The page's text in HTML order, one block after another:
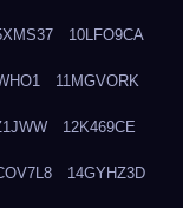
10LFO9CA
11MGVORK
12K469CE
14GYHZ3D